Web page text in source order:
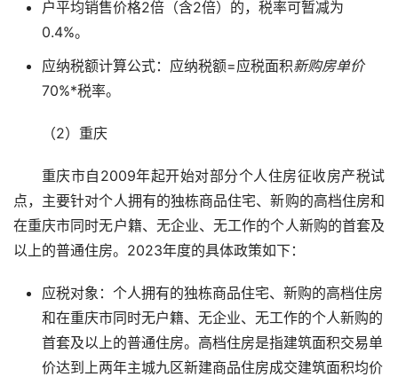
户平均销售价格2倍（含2倍）的，税率可暂减为
0.4%。
应纳税额计算公式：应纳税额=应税面积新购房单价
70%*税率。
（2）重庆
重庆市自2009年起开始对部分个人住房征收房产税试
点，主要针对个人拥有的独栋商品住宅、新购的高档住房和
在重庆市同时无户籍、无企业、无工作的个人新购的首套及
以上的普通住房。2023年度的具体政策如下：
应税对象：个人拥有的独栋商品住宅、新购的高档住房
和在重庆市同时无户籍、无企业、无工作的个人新购的
首套及以上的普通住房。高档住房是指建筑面积交易单
价达到上两年主城九区新建商品住房成交建筑面积均价